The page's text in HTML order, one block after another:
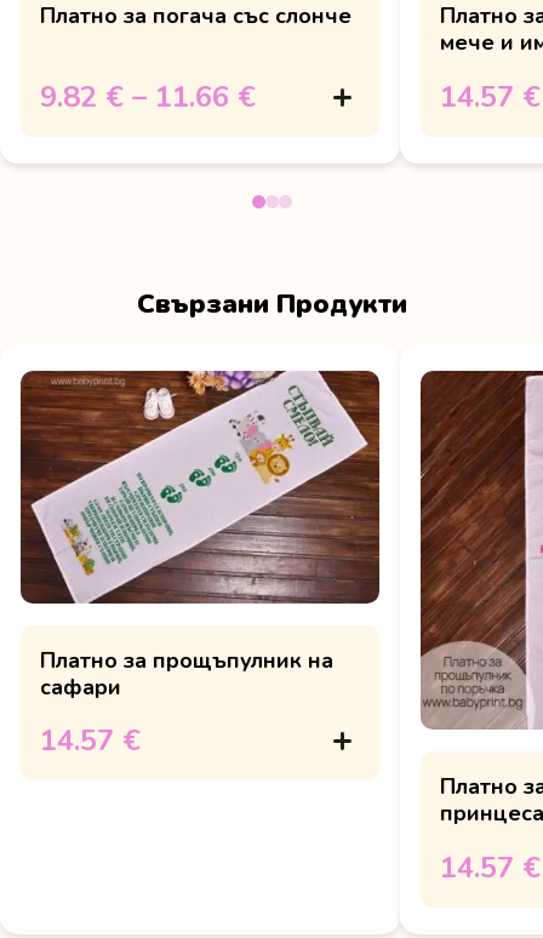
Платно за погача със слонче
9.82 € – 11.66 €
Платно
мече и
14.57 €
Свързани Продукти
Платно за прощъпулник на
сафари
14.57 €
Платно
принцеса
14.57 €